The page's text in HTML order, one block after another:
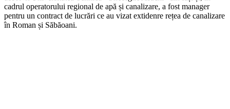
cadrul operatorului regional de apă și canalizare, a fost manager
pentru un contract de lucrări ce au vizat extidenre rețea de canalizare
în Roman și Săbăoani.